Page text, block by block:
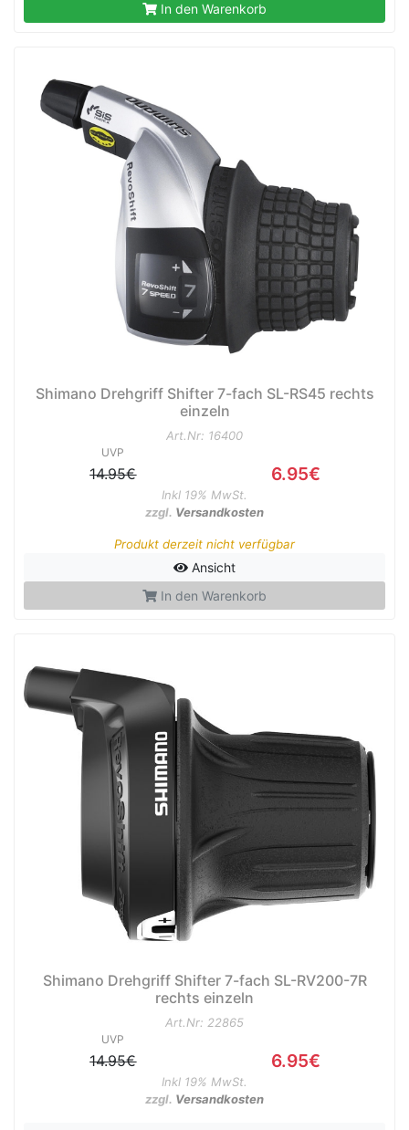
In den Warenkorb
Shimano Drehgriff Shifter 7-fach SL-RS45 rechts
einzeln
Art.Nr: 16400
UVP
14.95€ 6.95€
Inkl 19% MwSt.
zzgl. Versandkosten
Produkt derzeit nicht verfügbar
Ansicht
In den Warenkorb
Shimano Drehgriff Shifter 7-fach SL-RV200-7R
rechts einzeln
Art.Nr: 22865
UVP
14.95€ 6.95€
Inkl 19% MwSt.
zzgl. Versandkosten